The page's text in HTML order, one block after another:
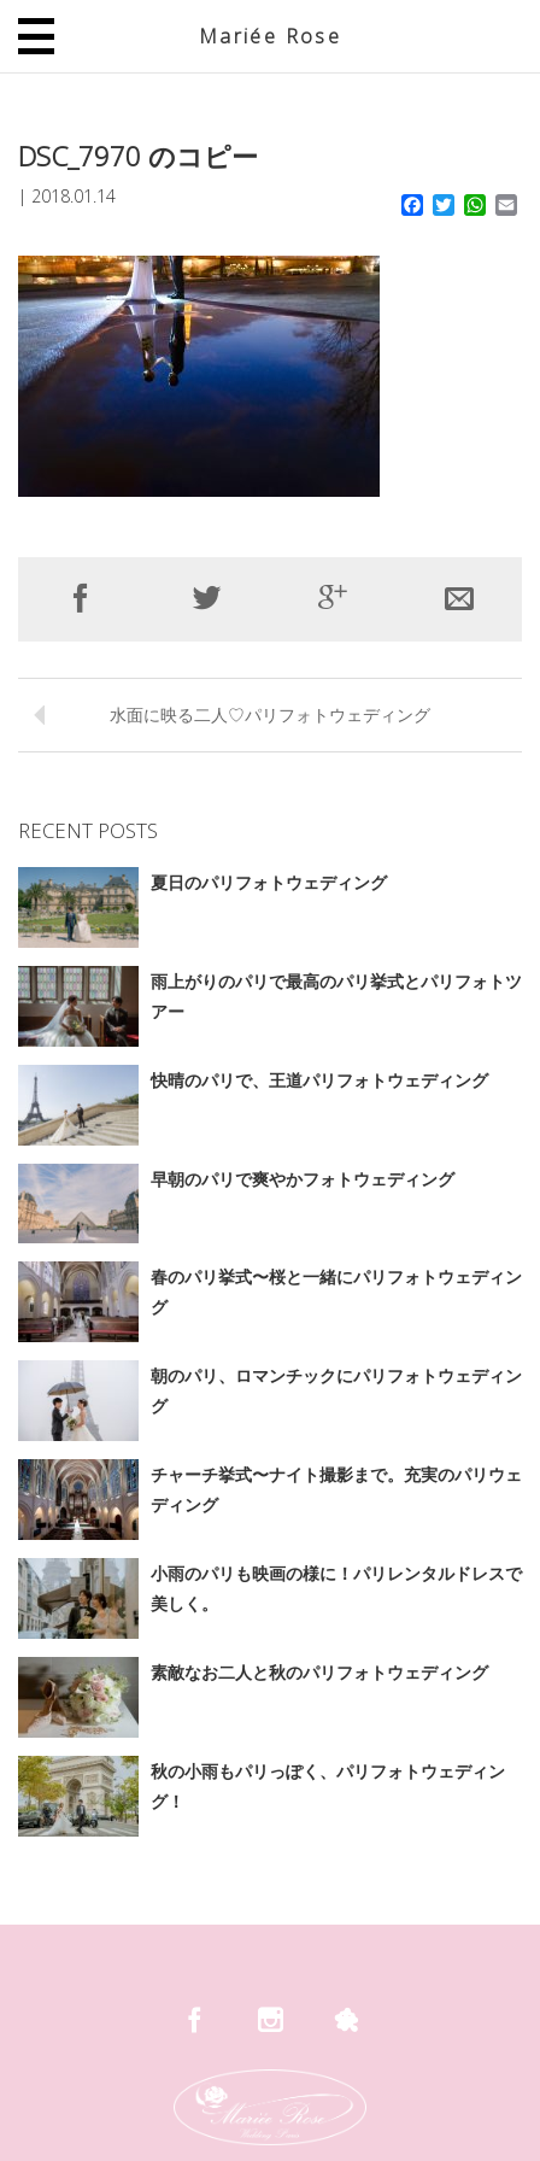
Mariée Rose
DSC_7970 のコピー
| 2018.01.14 Facebook
Twitter
水面に映る二人♡パリフォトウェディング
RECENT POSTS
夏日のパリフォトウェディング
雨上がりのパリで最高のパリ挙式とパリフォトツ
アー
快晴のパリで、王道パリフォトウェディング
早朝のパリで爽やかフォトウェディング
春のパリ挙式〜桜と一緒にパリフォトウェディン
グ
朝のパリ、ロマンチックにパリフォトウェディン
グ
チャーチ挙式〜ナイト撮影まで。充実のパリウェ
ディング
小雨のパリも映画の様に！パリレンタルドレスで
美しく。
素敵なお二人と秋のパリフォトウェディング
秋の小雨もパリっぽく、パリフォトウェディン
グ！